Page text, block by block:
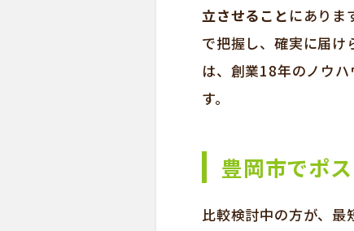
立させること にありま
で把握し、確実に届け
は、創業18年のノウ
す。
豊岡市でポ
比較検討中の方が、最